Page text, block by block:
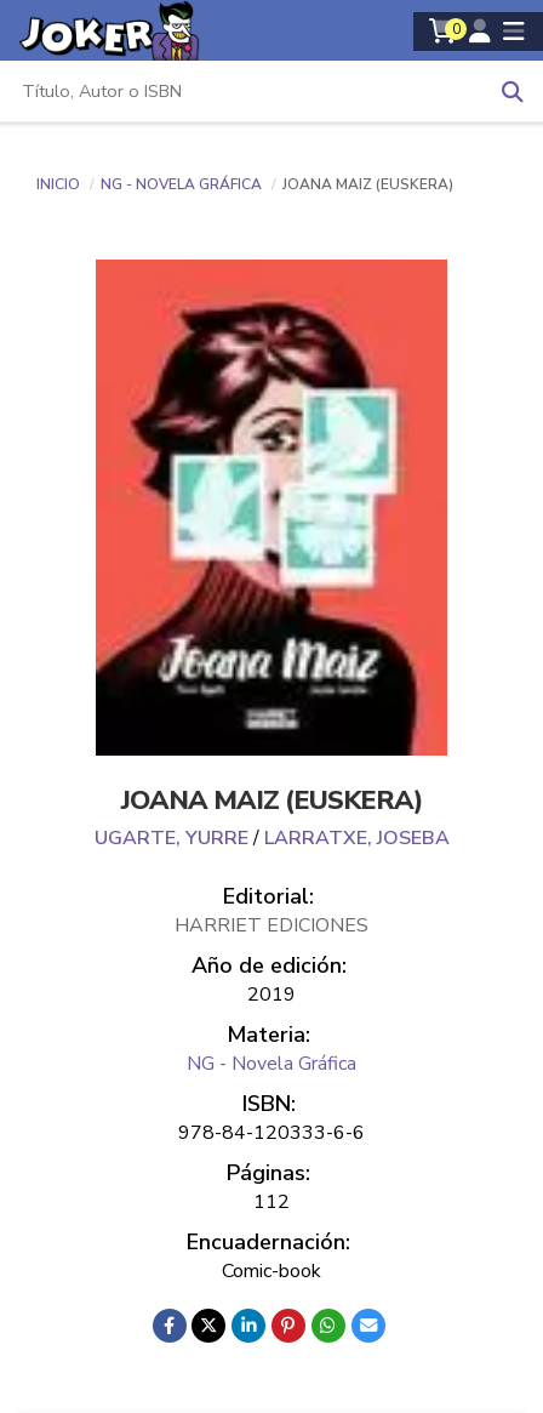
0
INICIO NG - NOVELA GRÁFICA JOANA MAIZ (EUSKERA)
JOANA MAIZ (EUSKERA)
UGARTE, YURRE/ LARRATXE, JOSEBA
Editorial:
HARRIET EDICIONES
Año de edición:
2019
Materia:
NG - Novela Gráfica
ISBN:
978-84-120333-6-6
Páginas:
112
Encuadernación:
Comic-book